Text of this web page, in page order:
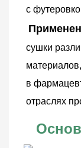
с
сушки
в
отраслях